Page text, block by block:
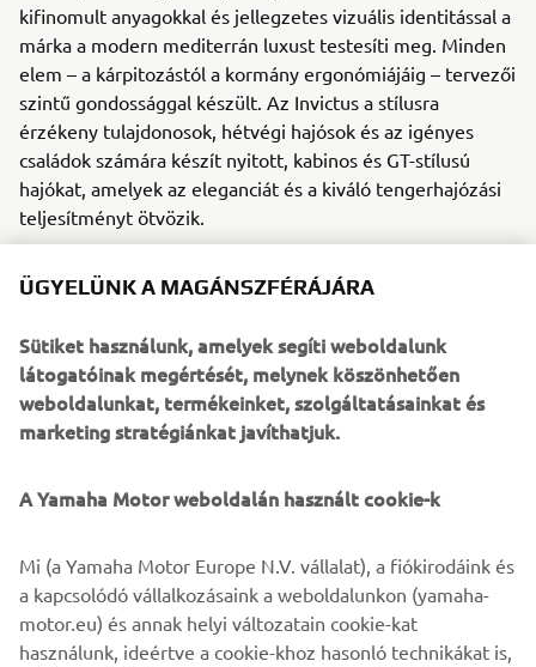
kifinomult anyagokkal és jellegzetes vizuális identitással a
márka a modern mediterrán luxust testesíti meg. Minden
elem – a kárpitozástól a kormány ergonómiájáig – tervezői
szintű gondossággal készült. Az Invictus a stílusra
érzékeny tulajdonosok, hétvégi hajósok és az igényes
családok számára készít nyitott, kabinos és GT-stílusú
hajókat, amelyek az eleganciát és a kiváló tengerhajózási
teljesítményt ötvözik.
Az exkluzív Invictus Atelier révén a márka tovább emeli
és egyedi testreszabási szolgáltatást kínál, amelynek
keretében a tulajdonosok a színt és
a felületeket saját ízlésük szerint alakíthatják, így egyedi,
egyedülálló hajót hozhatnak létre. Kínálatuk tökéletes
, akik a hajózást elegáns, kifinomult és könnyed
kényeztetésként szeretnék élvezni.
1/10
ÜGYELÜNK A MAGÁNSZFÉRÁJÁRA
Sütiket használunk, amelyek segíti weboldalunk
látogatóinak megértését, melynek köszönhetően
weboldalunkat, termékeinket, szolgáltatásainkat és
marketing stratégiánkat javíthatjuk.
A Yamaha Motor weboldalán használt cookie-k
Mi (a Yamaha Motor Europe N.V. vállalat), a fiókirodáink és
a kapcsolódó vállalkozásaink a weboldalunkon (yamaha-
motor.eu) és annak helyi változatain cookie-kat
használunk, ideértve a cookie-khoz hasonló technikákat is,